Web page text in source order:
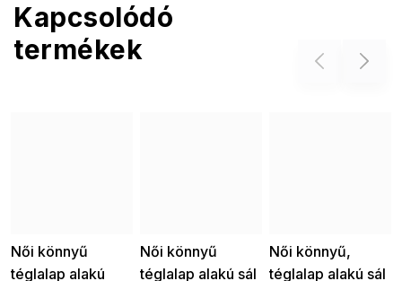
Kapcsolódó
termékek
Previous
Női könnyű
téglalap alakú
Női könnyű
téglalap alakú sál
Női könnyű,
téglalap alakú sál
Next